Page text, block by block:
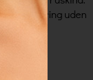
levering uden